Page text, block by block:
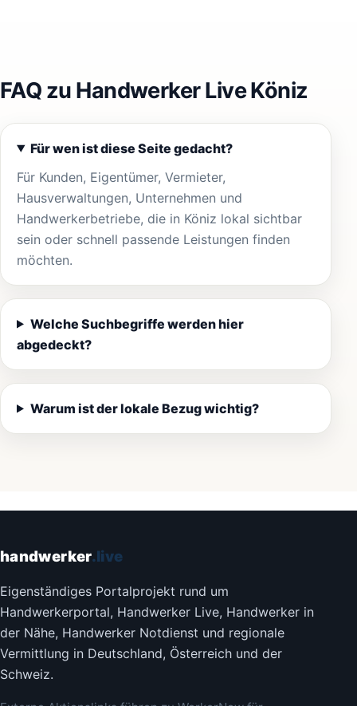
FAQ zu Handwerker Live Köniz
Für wen ist diese Seite gedacht?
Für Kunden, Eigentümer, Vermieter,
Hausverwaltungen, Unternehmen und
Handwerkerbetriebe, die in Köniz lokal sichtbar
sein oder schnell passende Leistungen finden
möchten.
Welche Suchbegriffe werden hier
abgedeckt?
Warum ist der lokale Bezug wichtig?
handwerker.live
Eigenständiges Portalprojekt rund um
Handwerkerportal, Handwerker Live, Handwerker in
der Nähe, Handwerker Notdienst und regionale
Vermittlung in Deutschland, Österreich und der
Schweiz.